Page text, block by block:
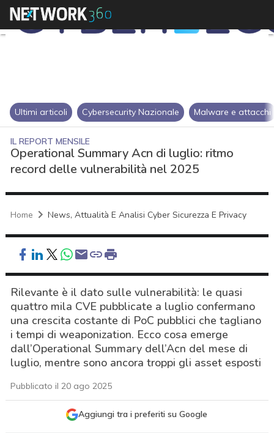
Ultimi articoli Cybersecurity Nazionale Malware e attacchi
IL REPORT MENSILE
Operational Summary Acn di luglio: ritmo
record delle vulnerabilità nel 2025
Home News, Attualità E Analisi Cyber Sicurezza E Privacy
Rilevante è il dato sulle vulnerabilità: le quasi
quattro mila CVE pubblicate a luglio confermano
una crescita costante di PoC pubblici che tagliano
i tempi di weaponization. Ecco cosa emerge
dall’Operational Summary dell’Acn del mese di
luglio, mentre sono ancora troppi gli asset esposti
Pubblicato il 20 ago 2025
Aggiungi tra i preferiti su Google